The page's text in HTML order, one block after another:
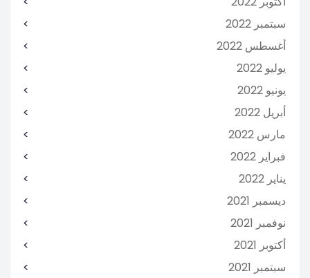
سبتمبر 2022
أغسطس 2022
يوليو 2022
يونيو 2022
أبريل 2022
مارس 2022
فبراير 2022
يناير 2022
ديسمبر 2021
نوفمبر 2021
أكتوبر 2021
سبتمبر 2021